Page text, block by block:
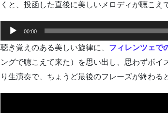
くと、投函した直後に美しいメロディが聴こえ
プ
レ
ー
ー
00:00
聴き覚えのある美しい旋律に、 フィレンツェで
ングで聴こえて来た）を思い出し、思わずボ
り生演奏で、ちょうど最後のフレーズが終わる